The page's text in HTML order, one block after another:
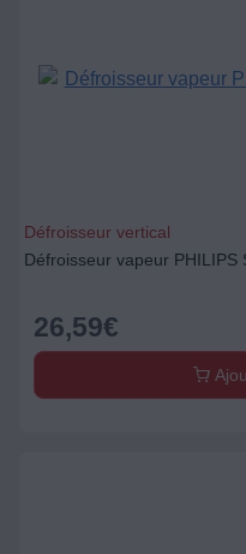
Défroisseur vertical
Défroisseur vapeur
26,59€